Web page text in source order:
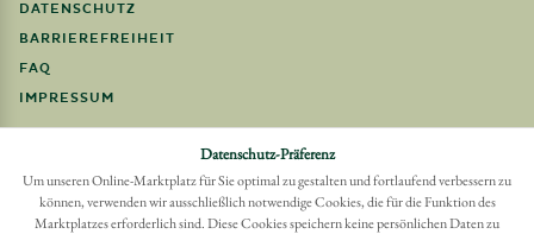
DATENSCHUTZ
BARRIEREFREIHEIT
FAQ
IMPRESSUM
Möchten Sie eine Bestellung widerrufen?
Hier Widerruf mit wenigen Klicks online erreichen
BESTELLUNG WIDERRUFEN
Datenschutz-Präferenz
Um unseren Online-Marktplatz für Sie optimal zu gestalten und fortlaufend verbessern zu
können, verwenden wir ausschließlich notwendige Cookies, die für die Funktion des
Marktplatzes erforderlich sind. Diese Cookies speichern keine persönlichen Daten zu